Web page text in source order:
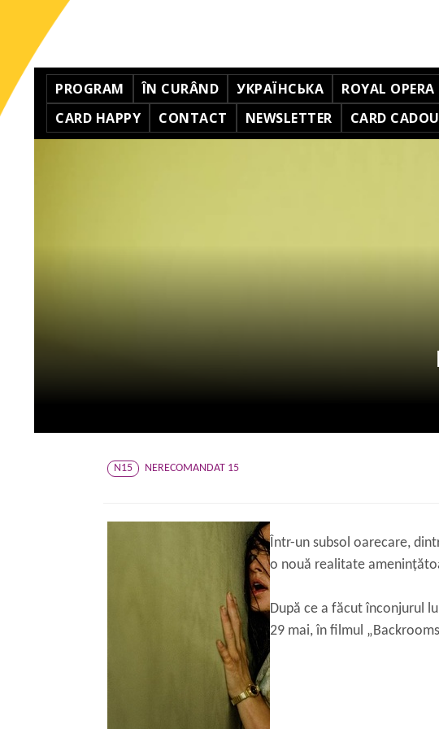
PROGRAM ÎN CURÂND УКРАЇНСЬКА ROYAL
CARD HAPPY
CONTACT NEWSLETTER CARD CADOU
N15
NERECOMANDAT 15
Într-un subsol oarecare,
o nouă realitate
După ce a făcut înconjurul
29 mai, în filmul